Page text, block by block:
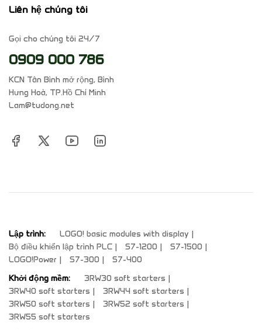
Liên hệ chúng tôi
Gọi cho chúng tôi 24/7
0909 000 786
KCN Tân Bình mở rộng, Bình
Hưng Hoà, TP.Hồ Chí Minh
Lam@tudong.net
Lập trình:
LOGO! basic modules with display
Bộ điều khiển lập trình PLC
S7-1200
S7-1500
LOGO!Power
S7-300
S7-400
Khởi động mềm:
3RW30 soft starters
3RW40 soft starters
3RW44 soft starters
3RW50 soft starters
3RW52 soft starters
3RW55 soft starters